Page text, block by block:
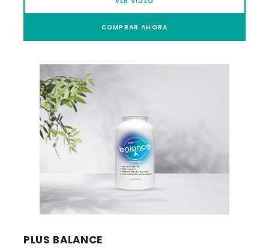
COMPRAR AHORA
PLUS BALANCE